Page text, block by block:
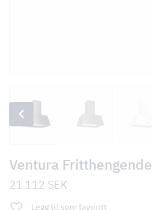
Ventura Fritthengende
21 112 SEK
Legg til som favoritt